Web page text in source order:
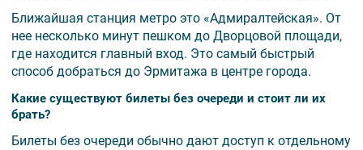
Ближайшая станция метро это «Адмиралтейская». От
нее несколько минут пешком до Дворцовой площади,
где находится главный вход. Это самый быстрый
способ добраться до Эрмитажа в центре города.
Какие существуют билеты без очереди и стоит ли их
брать?
Билеты без очереди обычно дают доступ к отдельному